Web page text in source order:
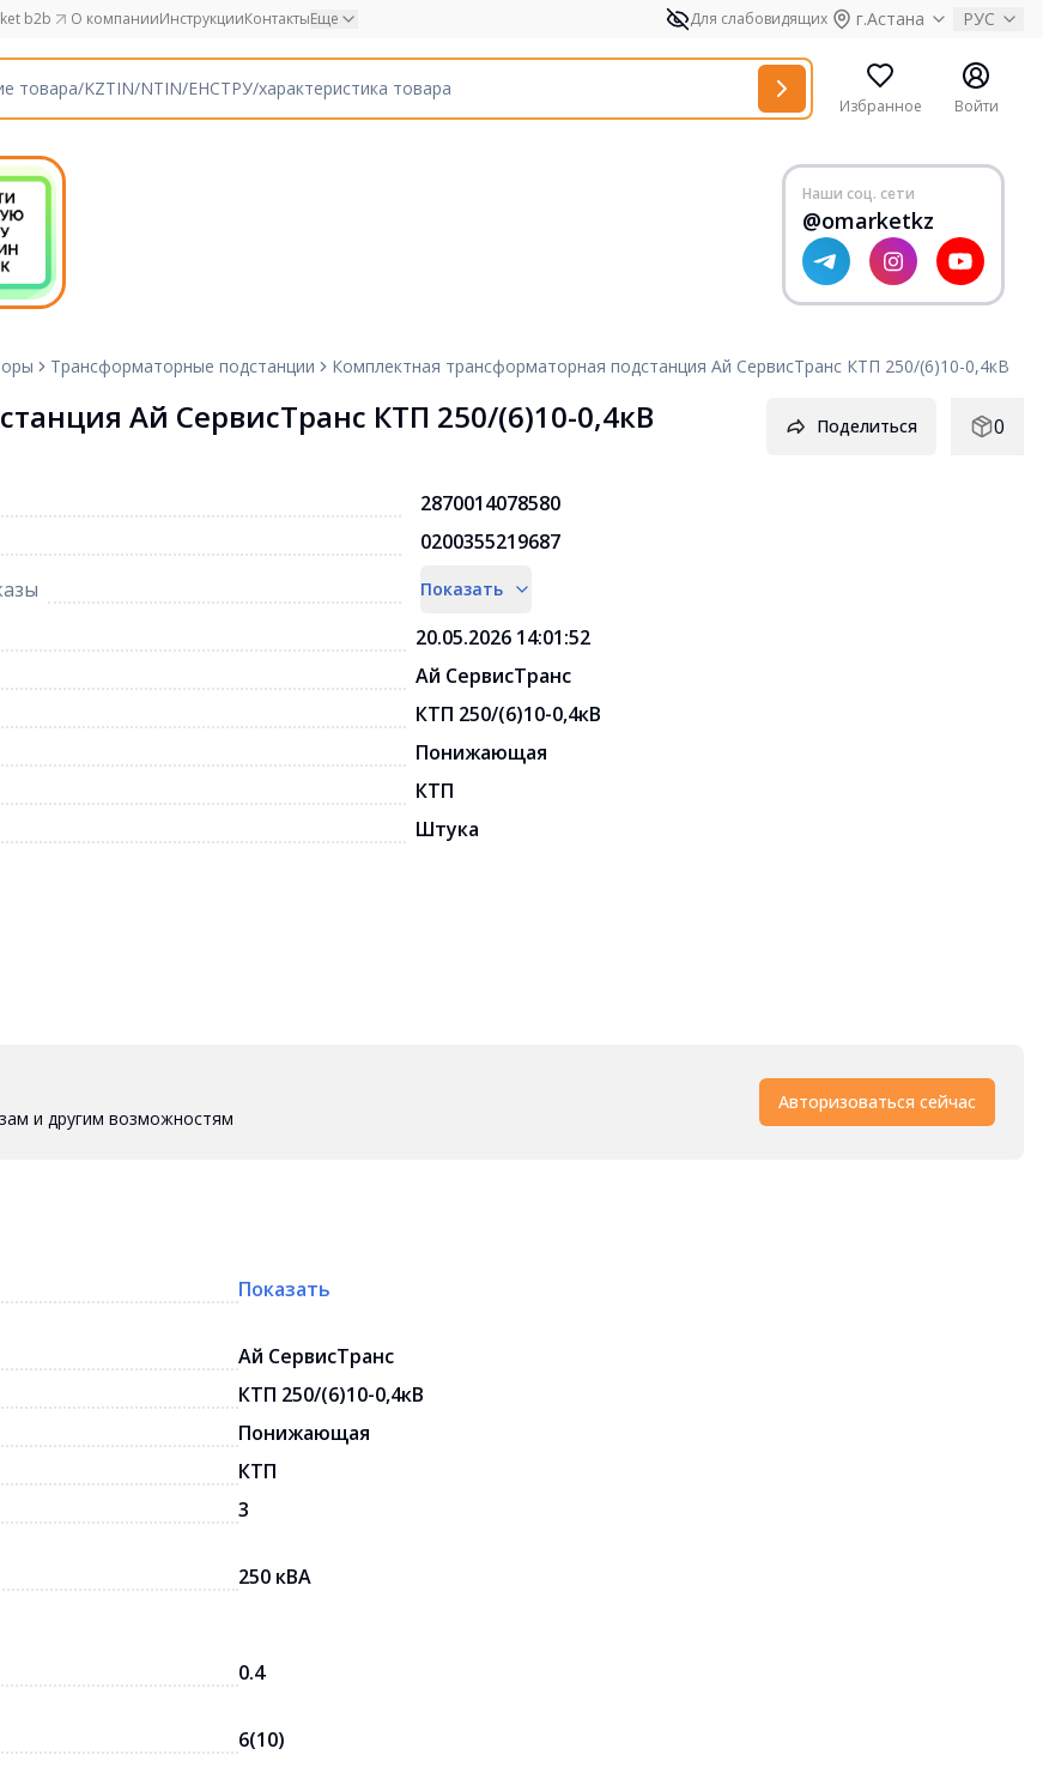
b2b О компанииИнструкцииКонтактыЕще Для слабовидящих г.Астана РУС
Избранное Войти
Наши соц. сети
@omarketkz
Трансформаторные подстанции Комплектная трансформаторная подстанция Ай СервисТранс КТП 250/(6)10-0,4кВ
Ай СервисТранс КТП 250/(6)10-0,4кВ Поделиться 0
2870014078580
0200355219687
Показать
20.05.2026 14:01:52
Ай СервисТранс
КТП 250/(6)10-0,4кВ
Понижающая
КТП
Штука
и другим возможностям
Авторизоваться сейчас
Показать
Ай СервисТранс
КТП 250/(6)10-0,4кВ
Понижающая
КТП
3
250 кВА
0.4
6(10)